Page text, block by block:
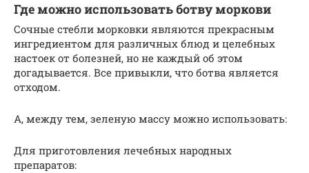
Где можно использовать ботву моркови
Сочные стебли морковки являются прекрасным
ингредиентом для различных блюд и целебных
настоек от болезней, но не каждый об этом
догадывается. Все привыкли, что ботва является
отходом.
А, между тем, зеленую массу можно использовать:
Для приготовления лечебных народных
препаратов: